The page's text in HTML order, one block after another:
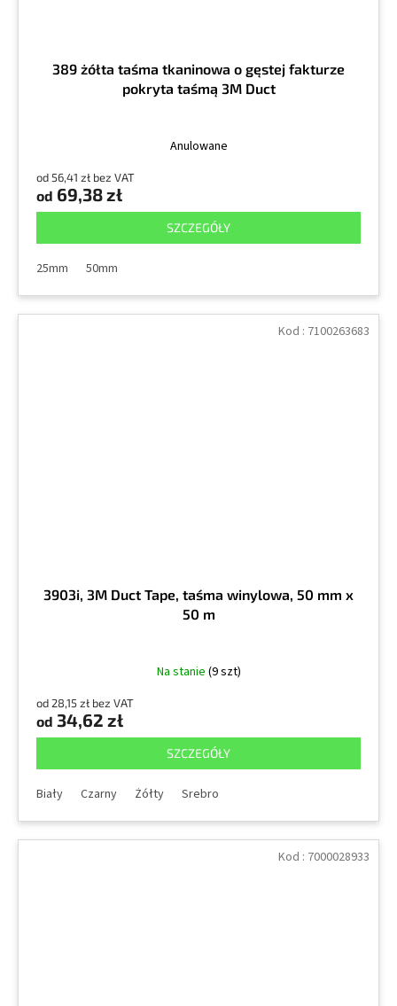
389 żółta taśma tkaninowa o gęstej fakturze
pokryta taśmą 3M Duct
Anulowane
od 56,41 zł bez VAT
od 69,38 zł
SZCZEGÓŁY
25mm 50mm
3903i, 3M Duct Tape, taśma winylowa, 50 mm x
50 m
Na stanie (9 szt)
od 28,15 zł bez VAT
od 34,62 zł
SZCZEGÓŁY
Biały Czarny Żółty Srebro
Kod : 7100263683
Kod : 7000028933